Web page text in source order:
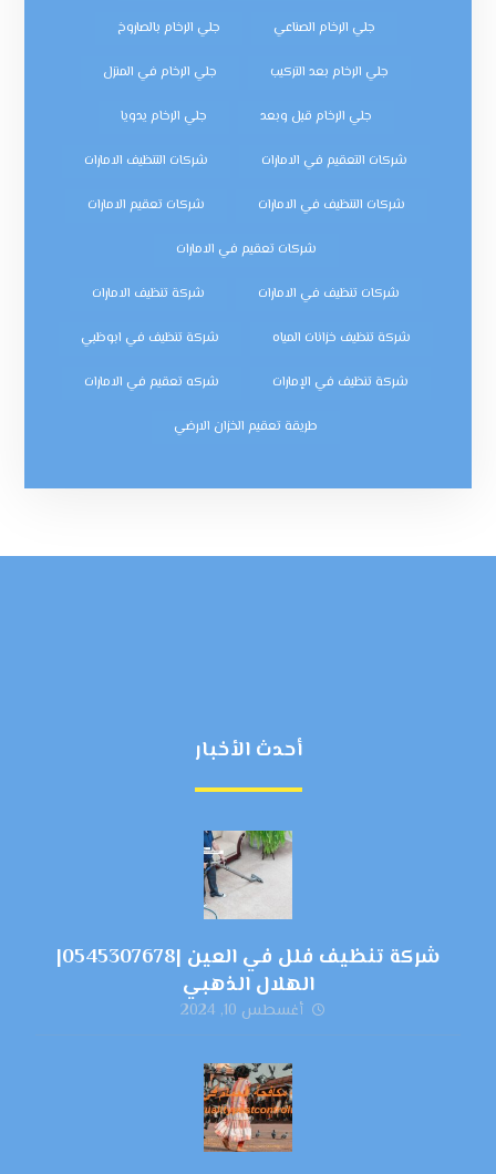
جلي الرخام الصناعي جلي الرخام بالصاروخ
جلي الرخام بعد التركيب جلي الرخام في المنزل
جلي الرخام قبل وبعد جلي الرخام يدويا
شركات التعقيم في الامارات شركات التنظيف الامارات
شركات التنظيف في الامارات شركات تعقيم الامارات
شركات تعقيم في الامارات
شركات تنظيف في الامارات شركة تنظيف الامارات
شركة تنظيف خزانات المياه شركة تنظيف في ابوظبي
شركة تنظيف في الإمارات شركه تعقيم في الامارات
طريقة تعقيم الخزان الارضي
أحدث الأخبار
شركة تنظيف فلل في العين |0545307678|
الهلال الذهبي
أغسطس 10, 2024